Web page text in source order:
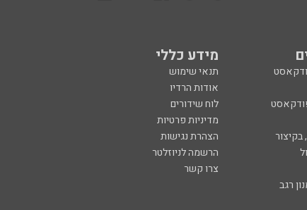
מידע כללי
תנאי שימוש
אודות הרדיו
לוח שידורים
מדיניות פרטיות
הצהרת נגישות
הרשמה לניוזלטר
צרו קשר
רגב